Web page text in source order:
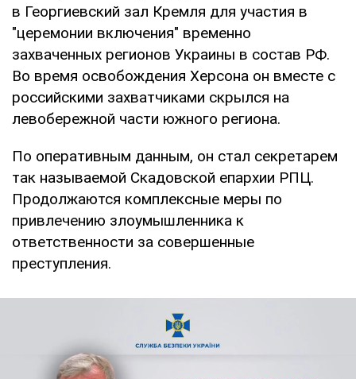
в Георгиевский зал Кремля для участия в
"церемонии включения" временно
захваченных регионов Украины в состав РФ.
Во время освобождения Херсона он вместе с
российскими захватчиками скрылся на
левобережной части южного региона.
По оперативным данным, он стал секретарем
так называемой Скадовской епархии РПЦ.
Продолжаются комплексные меры по
привлечению злоумышленника к
ответственности за совершенные
преступления.